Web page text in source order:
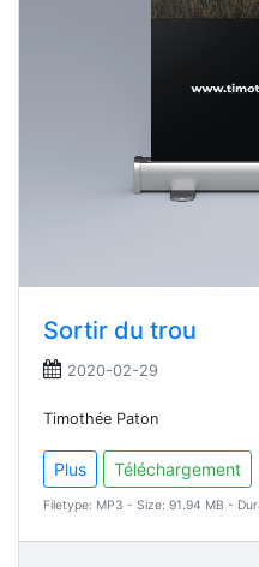
Sortir du trou
2020-02-29
Timothée Paton
Plus Téléchargement
Filetype: MP3 - Size: 91.94 MB -